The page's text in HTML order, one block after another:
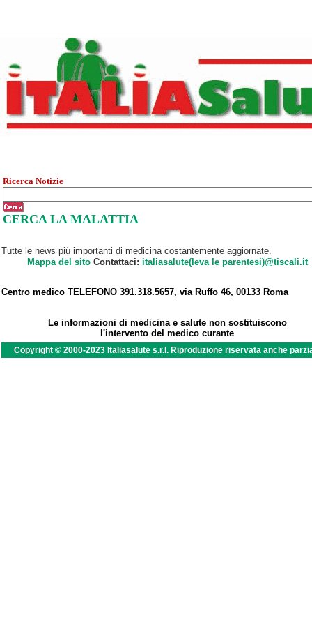
Ricerca Notizie
CERCA LA MALATTIA
Tutte le news più importanti di medicina costantemente aggiornate.
Mappa del sitoContattaci: italiasalute(leva le parentesi)@tiscali.it
Centro medico TELEFONO 391.318.5657, via Ruffo 46, 00133 Roma
Le informazioni di medicina e salute non sostituiscono
l'intervento del medico curante
Copyright © 2000-2023 Italiasalute s.r.l. Riproduzione riservata anche